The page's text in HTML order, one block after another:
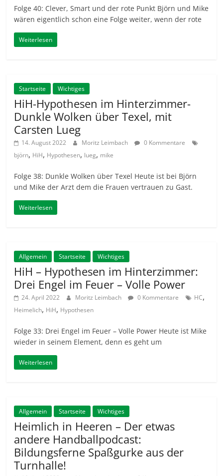
Folge 40: Clever, Smart und der rote Punkt Björn und Mike
wären eigentlich schon eine Folge weiter, wenn der rote
Weiterlesen
Startseite Wichtiges
HiH-Hypothesen im Hinterzimmer-
Dunkle Wolken über Texel, mit
Carsten Lueg
14. August 2022 Moritz Leimbach
0 Kommentare
björn, HiH, Hypothesen, lueg, mike
Folge 38: Dunkle Wolken über Texel Heute ist bei Björn
und Mike der Arzt dem die Frauen vertrauen zu Gast.
Weiterlesen
Allgemein Startseite Wichtiges
HiH – Hypothesen im Hinterzimmer:
Drei Engel im Feuer – Volle Power
24. April 2022 Moritz Leimbach 0 Kommentare HC,
Heimelich, HiH, Hypothesen
Folge 33: Drei Engel im Feuer – Volle Power Heute ist Mike
wieder in seinem Element, denn es geht um
Weiterlesen
Allgemein Startseite Wichtiges
Heimlich in Heeren – Der etwas
andere Handballpodcast:
Bildungsferne Spaßgurke aus der
Turnhalle!